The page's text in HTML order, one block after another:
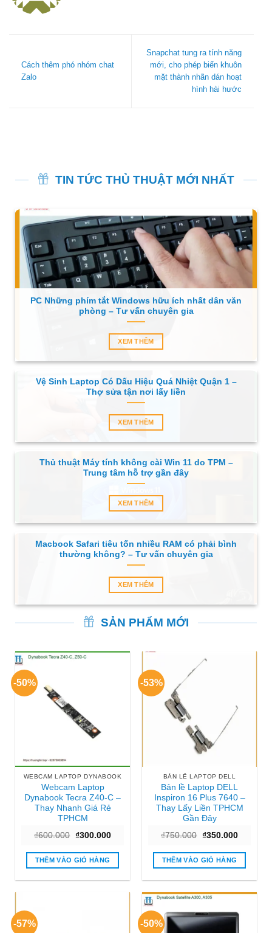
Cách thêm phó nhóm chat
Zalo
Snapchat tung ra tính năng
mới, cho phép biến khuôn
mặt thành nhãn dán hoạt
hình hài hước
TIN TỨC THỦ THUẬT MỚI NHẤT
PC Những phím tắt Windows hữu ích nhất dân văn
phòng – Tư vấn chuyên gia
XEM THÊM
Vệ Sinh Laptop Có Dấu Hiệu Quá Nhiệt Quận 1 –
Thợ sửa tận nơi lấy liền
XEM THÊM
Thủ thuật Máy tính không cài Win 11 do TPM –
Trung tâm hỗ trợ gần đây
XEM THÊM
Macbook Safari tiêu tốn nhiều RAM có phải bình
thường không? – Tư vấn chuyên gia
XEM THÊM
SẢN PHẨM MỚI
-50%
WEBCAM LAPTOP DYNABOOK
Webcam Laptop
Dynabook Tecra Z40-C –
Thay Nhanh Giá Rẻ
TPHCM
₫600.000 Giá
là:
₫600.000.
₫300.000Giá
tại
₫300.000.
THÊM VÀO GIỎ HÀNG
-53%
BẢN LỀ LAPTOP DELL
Bản lề Laptop DELL
Inspiron 16 Plus 7640 –
Thay Lấy Liền TPHCM
Gần Đây
₫750.000 Giá
là:
₫750.000.
₫350.000Giá
tại
THÊM VÀO GIỎ HÀNG
-57% -50%